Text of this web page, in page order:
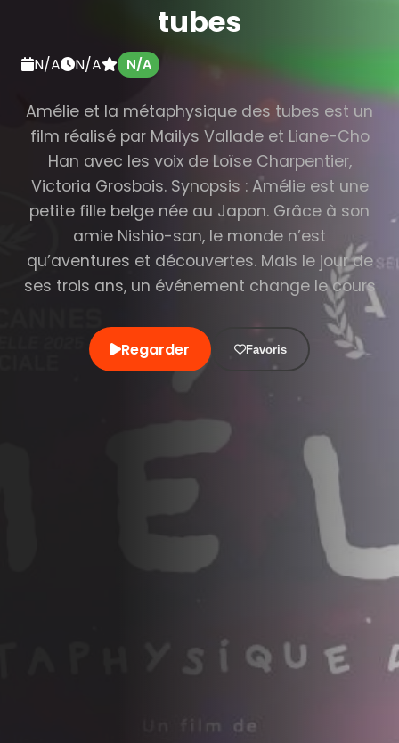
tubes
N/A N/A N/A
Amélie et la métaphysique des tubes est un
film réalisé par Mailys Vallade et Liane-Cho
Han avec les voix de Loïse Charpentier,
Victoria Grosbois. Synopsis : Amélie est une
petite fille belge née au Japon. Grâce à son
amie Nishio-san, le monde n’est
qu’aventures et découvertes. Mais le jour de
ses trois ans, un événement change le cours
Regarder Favoris